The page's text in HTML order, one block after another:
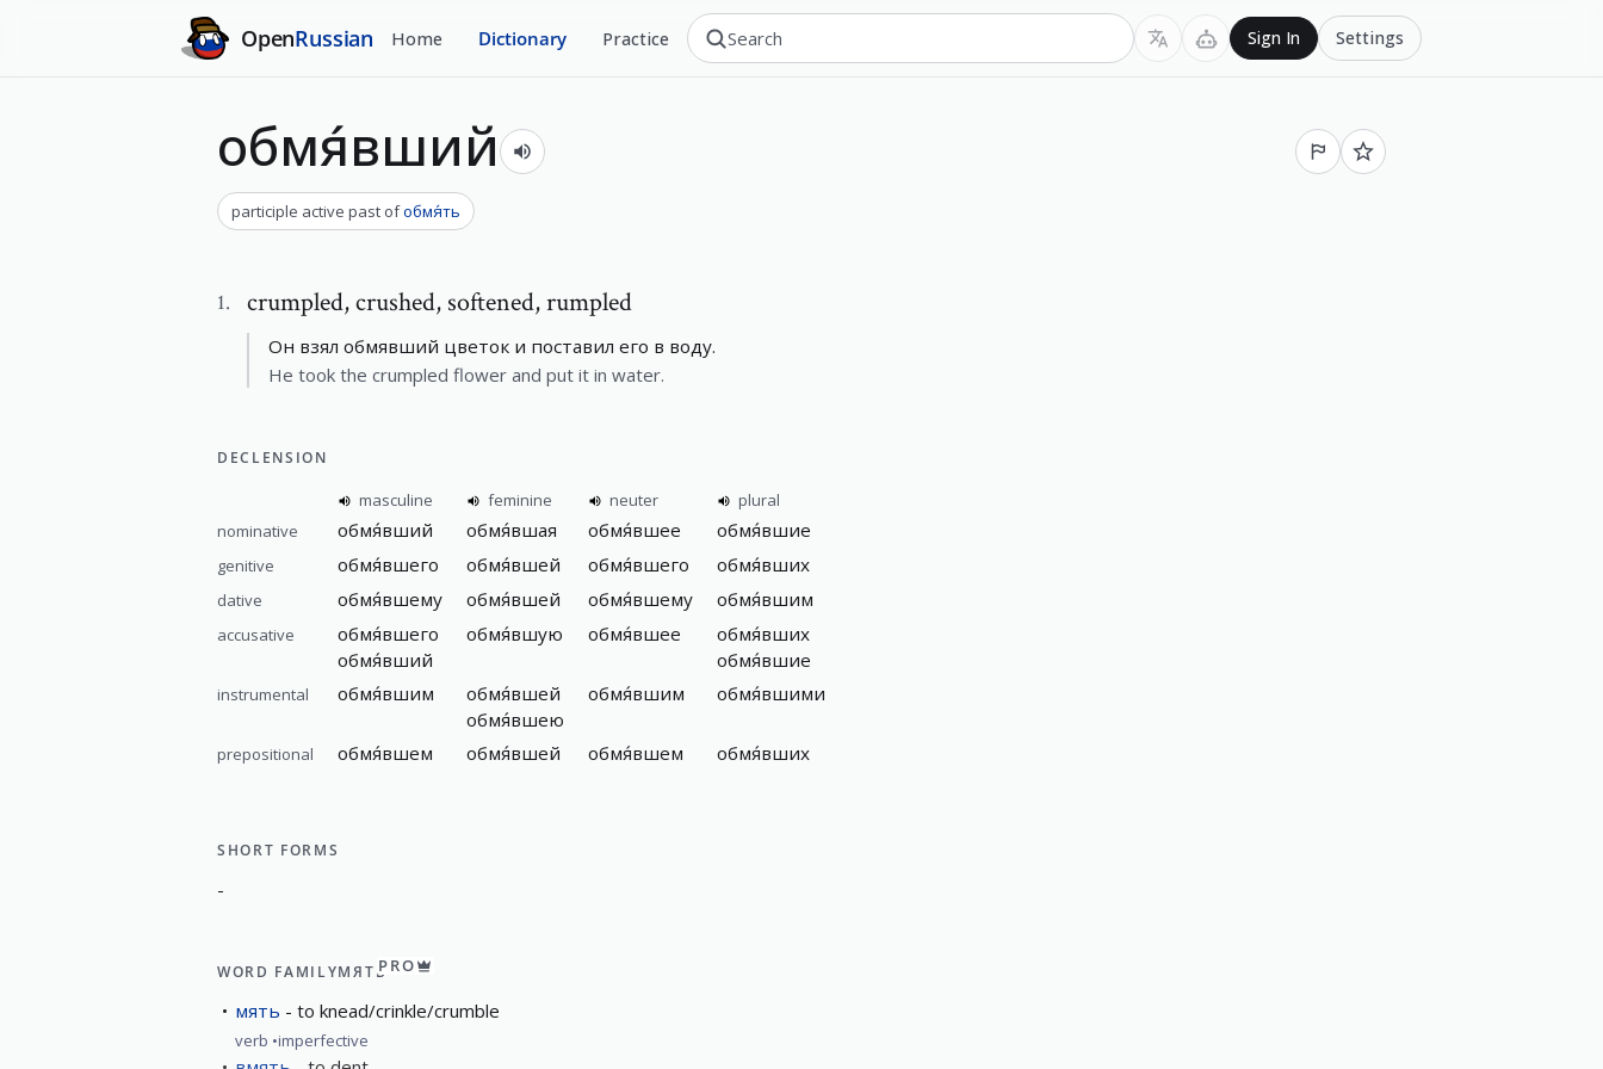
OpenRussian Home Dictionary Practice Sign In Settings
обмя́вший
participle active past ofобмя́ть
1. crumpled,crushed, softened, rumpled
Он взял обмявший цветок и поставил его в воду.
He took the crumpled flower and put it in water.
DECLENSION
masculine feminine neuter
plural
nominative
обмя́вший обмя́вшая обмя́вшее обмя́вшие
genitive обмя́вшего обмя́вшей обмя́вшего обмя́вших
dative обмя́вшему обмя́вшей обмя́вшему обмя́вшим
accusative
обмя́вшего
обмя́вший
обмя́вшую обмя́вшее
обмя́вших
обмя́вшие
instrumental обмя́вшим
обмя́вшей
обмя́вшею
обмя́вшим обмя́вшими
prepositional обмя́вшем обмя́вшей обмя́вшем обмя́вших
SHORT FORMS
-
WORD FAMILYМЯТЬPRO
мять to knead/crinkle/crumble
verb imperfective